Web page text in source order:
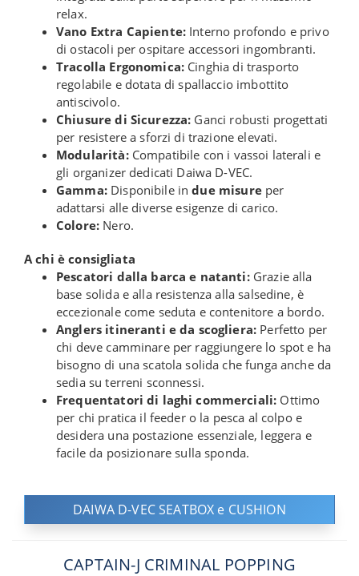
relax.
Vano Extra Capiente: Interno profondo e privo
di ostacoli per ospitare accessori ingombranti.
Tracolla Ergonomica: Cinghia di trasporto
regolabile e dotata di spallaccio imbottito
antiscivolo.
Chiusure di Sicurezza: Ganci robusti progettati
per resistere a sforzi di trazione elevati.
Modularità:Compatibile con i vassoi laterali e
gli organizer dedicati Daiwa D-VEC.
Gamma:Disponibile indue misureper
adattarsi alle diverse esigenze di carico.
Colore: Nero.
A chi è consigliata
Pescatori dalla barca e natanti:Grazie alla
base solida e alla resistenza alla salsedine, è
eccezionale come seduta e contenitore a bordo.
Anglers itineranti e da scogliera: Perfetto per
chi deve camminare per raggiungere lo spot e ha
bisogno di una scatola solida che funga anche da
sedia su terreni sconnessi.
Frequentatori di laghi commerciali: Ottimo
per chi pratica il feeder o la pesca al colpo e
desidera una postazione essenziale, leggera e
facile da posizionare sulla sponda.
DAIWA D-VEC SEATBOX e CUSHION
CAPTAIN-J CRIMINAL POPPING